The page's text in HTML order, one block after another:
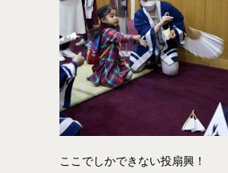
ここでしかできない投扇興！